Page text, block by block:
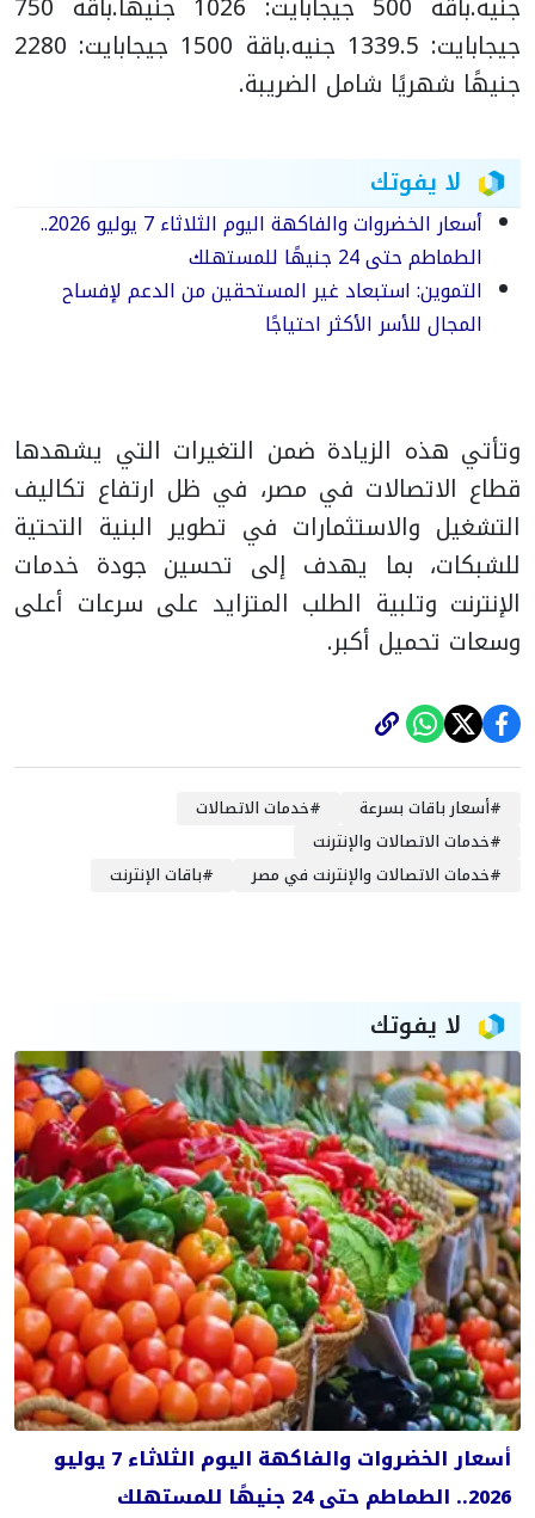
جيجابايت: 1339.5 جنيه.
باقة 1500 جيجابايت: 2280
جنيهًا شهريًا شامل الضريبة.
لا يفوتك
أسعار الخضروات والفاكهة اليوم الثلاثاء 7 يوليو 2026..
الطماطم حتى 24 جنيهًا للمستهلك
التموين: استبعاد غير المستحقين من الدعم لإفساح
المجال للأسر الأكثر احتياجًا
وتأتي هذه الزيادة ضمن التغيرات التي يشهدها
قطاع الاتصالات في مصر، في ظل ارتفاع تكاليف
التشغيل والاستثمارات في تطوير البنية التحتية
للشبكات، بما يهدف إلى تحسين جودة خدمات
الإنترنت وتلبية الطلب المتزايد على سرعات أعلى
وسعات تحميل أكبر.
#أسعار باقات بسرعة #خدمات الاتصالات
#خدمات الاتصالات والإنترنت
#خدمات الاتصالات والإنترنت في مصر #باقات الإنترنت
لا يفوتك
أسعار الخضروات والفاكهة اليوم الثلاثاء 7 يوليو
2026.. الطماطم حتى 24 جنيهًا للمستهلك